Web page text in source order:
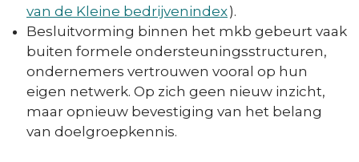
van de Kleine bedrijvenindex).
Besluitvorming binnen het mkb gebeurt vaak
buiten formele ondersteuningsstructuren,
ondernemers vertrouwen vooral op hun
eigen netwerk. Op zich geen nieuw inzicht,
maar opnieuw bevestiging van het belang
van doelgroepkennis.